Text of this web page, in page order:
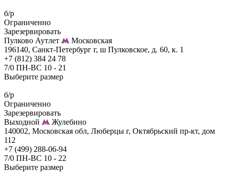
б/р
Ограниченно
Зарезервировать
Пулково Аутлет
Московская
196140, Санкт-Петербург г, ш Пулковское, д. 60, к. 1
+7 (812) 384 24 78
7/0 ПН-ВС 10 - 21
Выберите размер
б/р
Ограниченно
Зарезервировать
Выходной
Жулебино
140002, Московская обл, Люберцы г, Октябрьский пр-кт, дом
112
+7 (499) 288-06-94
7/0 ПН-ВС 10 - 22
Выберите размер